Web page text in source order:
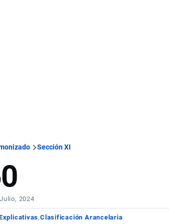
Sección XI
2024
Clasificación Arancelaria